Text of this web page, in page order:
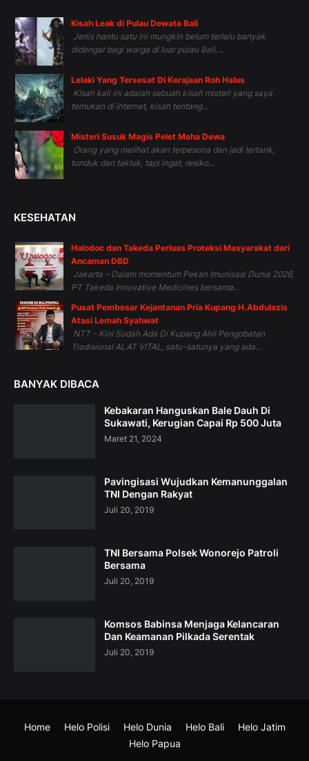
Kisah Leak di Pulau Dewata Bali
Jenis hantu satu ini mungkin belum terlalu banyak
didengar bagi warga di luar pulau Bali,...
Lelaki Yang Tersesat Di Kerajaan Roh Halus
Kisah kali ini adalah sebuah kisah misteri yang saya
temukan di internet, kisah tentang...
Misteri Susuk Magis Pelet Maha Dewa
Orang yang melihat akan terpesona dan jadi tertarik,
tunduk dan takluk, tapi ingat, resiko...
KESEHATAN
Halodoc dan Takeda Perluas Proteksi Masyarakat dari
Ancaman DBD
Jakarta – Dalam momentum Pekan Imunisasi Dunia 2026,
PT Takeda Innovative Medicines bersama...
Pusat Pembesar Kejantanan Pria Kupang H.Abdulazis
Atasi Lemah Syahwat
NTT - Kini Sudah Ada Di Kupang Ahli Pengobatan
Tradisional ALAT VITAL, satu-satunya yang ada...
BANYAK DIBACA
Kebakaran Hanguskan Bale Dauh Di
Sukawati, Kerugian Capai Rp 500 Juta
Maret 21, 2024
Pavingisasi Wujudkan Kemanunggalan
TNI Dengan Rakyat
Juli 20, 2019
TNI Bersama Polsek Wonorejo Patroli
Bersama
Juli 20, 2019
Komsos Babinsa Menjaga Kelancaran
Dan Keamanan Pilkada Serentak
Juli 20, 2019
Home Helo Polisi Helo Dunia Helo Bali
Helo Jatim
Helo Papua